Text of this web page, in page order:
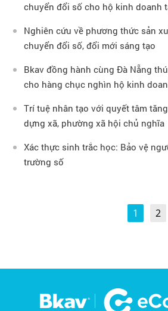
chuyển đổi số cho hộ kinh doanh
Nghiên cứu về phương thức sản
chuyển đổi số, đổi mới sáng tạo
Bkav đồng hành cùng Đà Nẵng
cho hàng chục nghìn hộ kinh
Trí tuệ nhân tạo với quyết tâm
dựng xã, phường xã hội chủ nghĩa
Xác thực sinh trắc học: Bảo vệ
trường số
1 2